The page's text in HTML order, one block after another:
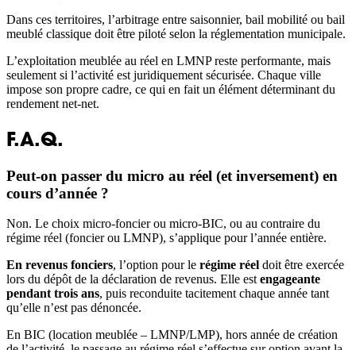
Dans ces territoires, l’arbitrage entre saisonnier, bail mobilité ou bail
meublé classique doit être piloté selon la réglementation municipale.
L’exploitation meublée au réel en LMNP reste performante, mais
seulement si l’activité est juridiquement sécurisée. Chaque ville
impose son propre cadre, ce qui en fait un élément déterminant du
rendement net-net.
F.A.Q.
Peut-on passer du micro au réel (et inversement) en
cours d’année ?
Non. Le choix micro-foncier ou micro-BIC, ou au contraire du
régime réel (foncier ou LMNP), s’applique pour l’année entière.
En revenus fonciers, l’option pour le régime réel doit être exercée
lors du dépôt de la déclaration de revenus. Elle est engageante
pendant trois ans, puis reconduite tacitement chaque année tant
qu’elle n’est pas dénoncée.
En BIC (location meublée – LMNP/LMP), hors année de création